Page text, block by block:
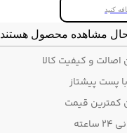
کنید
حال مشاهده محصول هستند
و کیفیت کالا
پست پیشتاز
کمترین قیمت